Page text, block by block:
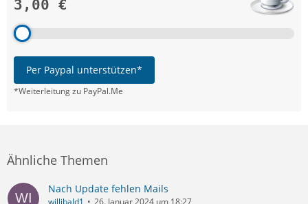
3,00 €
Per Paypal unterstützen*
*Weiterleitung zu PayPal.Me
Ähnliche Themen
Nach Update fehlen Mails
willibald1
26. Januar 2024 um 18:27